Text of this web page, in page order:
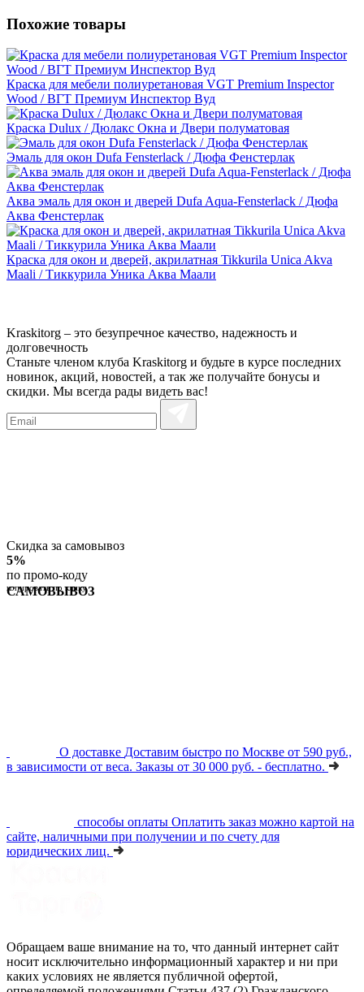
Похожие товары
Краска для мебели полиуретановая VGT Premium Inspector
Wood / ВГТ Премиум Инспектор Вуд
Краска Dulux / Дюлакс Окна и Двери полуматовая
Эмаль для окон Dufa Fensterlack / Дюфа Фенстерлак
Аква эмаль для окон и дверей Dufa Aqua-Fensterlack / Дюфа
Аква Фенстерлак
Краска для окон и дверей, акрилатная Tikkurila Unica Akva
Maali / Тиккурила Уника Аква Маали
Kraskitorg – это безупречное качество, надежность и
долговечность
Станьте членом клуба Kraskitorg и будьте в курсе последних
новинок, акций, новостей, а так же получайте бонусы и
скидки. Мы всегда рады видеть вас!
Скидка за самовывоз
5%
по промо-коду
копировать по клику
САМОВЫВОЗ
О доставке Доставим быстро по Москве от 590 руб.,
в зависимости от веса. Заказы от 30 000 руб. - бесплатно.
способы оплаты Оплатить заказ можно картой на
сайте, наличными при получении и по счету для
юридических лиц.
Обращаем ваше внимание на то, что данный интернет сайт
носит исключительно информационный характер и ни при
каких условиях не является публичной офертой,